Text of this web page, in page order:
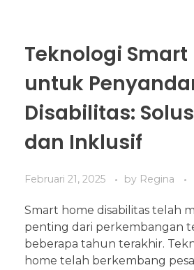
Teknologi Smart
untuk
Disabilitas:
dan Inklusif
Februari 21, 2025 by Regina
Smart home disabilitas telah
penting dari perkembangan
beberapa tahun terakhir.
home telah berkembang